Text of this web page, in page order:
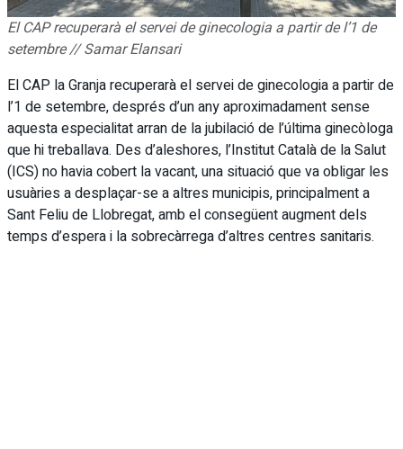
El CAP recuperarà el servei de ginecologia a partir de l’1 de
setembre // Samar Elansari
El CAP la Granja recuperarà el servei de ginecologia a partir de
l’1 de setembre, després d’un any aproximadament sense
aquesta especialitat arran de la jubilació de l’última ginecòloga
que hi treballava. Des d’aleshores, l’Institut Català de la Salut
(ICS) no havia cobert la vacant, una situació que va obligar les
usuàries a desplaçar-se a altres municipis, principalment a
Sant Feliu de Llobregat, amb el consegüent augment dels
temps d’espera i la sobrecàrrega d’altres centres sanitaris.